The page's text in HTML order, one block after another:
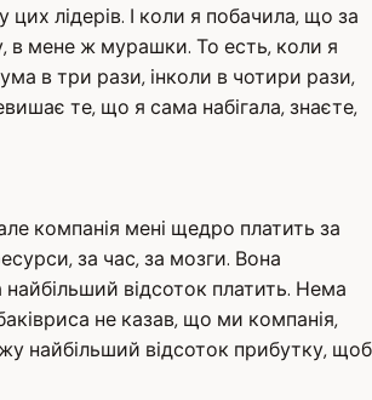
лідерів. І коли я побачила, що за
в мене ж мурашки. То есть, коли я
в три рази, інколи в чотири рази,
те, що я сама набігала, знаєте,
компанія мені щедро платить за
за час, за мозги. Вона
відсоток платить. Нема
не казав, що ми компанія,
найбільший відсоток прибутку, щоб